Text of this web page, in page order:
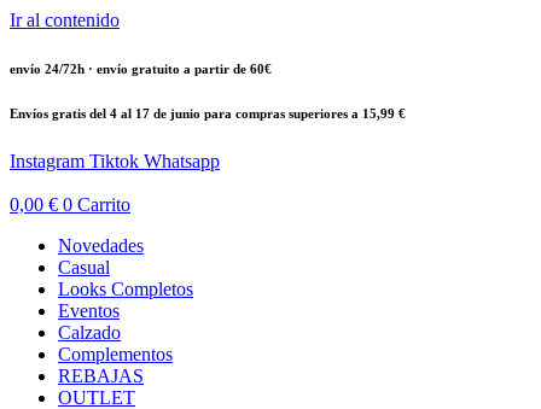
Ir al contenido
envío 24/72h · envío gratuito a partir de 60€
Envíos gratis del 4 al 17 de junio para compras superiores a 15,99 €
Instagram Tiktok Whatsapp
0,00 € 0 Carrito
Novedades
Casual
Looks Completos
Eventos
Calzado
Complementos
REBAJAS
OUTLET